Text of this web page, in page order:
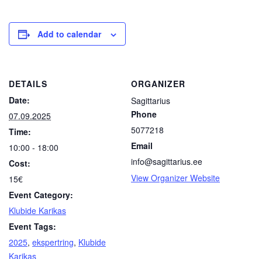
Add to calendar
DETAILS
Date:
07.09.2025
Time:
10:00 - 18:00
Cost:
15€
Event Category:
Klubide Karikas
Event Tags:
2025, ekspertring, Klubide
Karikas
ORGANIZER
Sagittarius
Phone
5077218
Email
info@sagittarius.ee
View Organizer Website